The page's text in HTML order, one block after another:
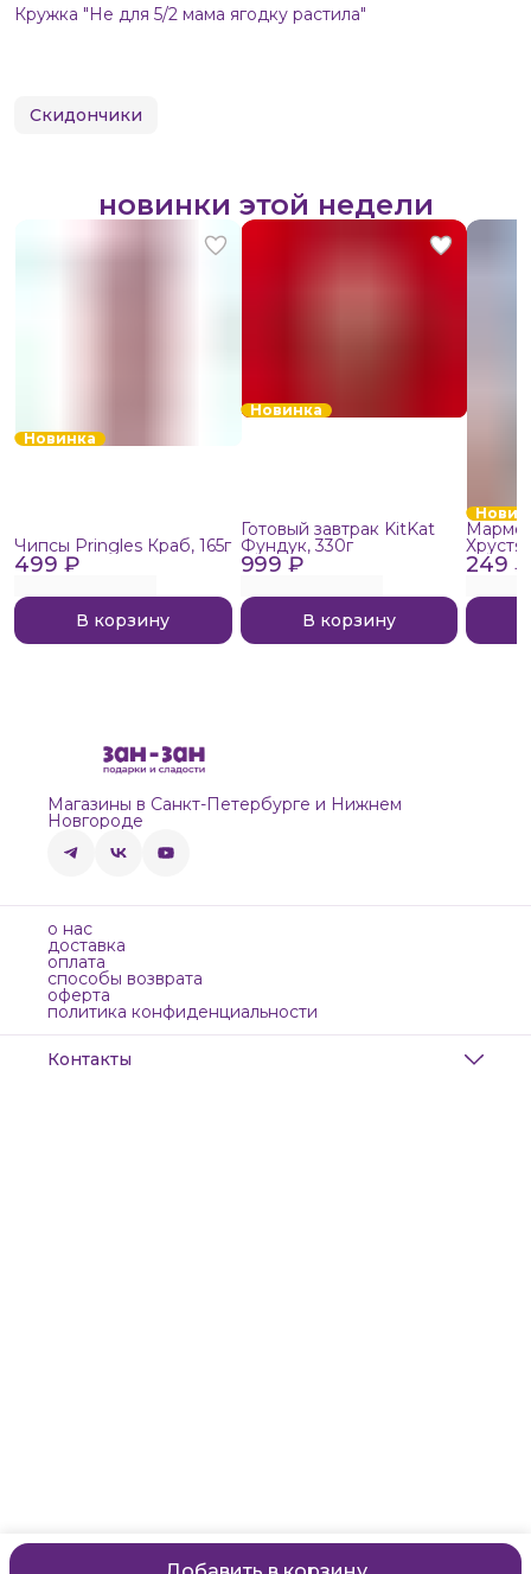
Кружка "Не для 5/2 мама ягодку растила"
Скидончики
новинки этой недели
Новинка
499 ₽
Чипсы Pringles Краб, 165г
В корзину
Новинка
999 ₽
Готовый завтрак KitKat
Фундук, 330г
В корзину
249 ₽
Магазины в Санкт-Петербурге и Нижнем
Новгороде
о нас
доставка
оплата
способы возврата
оферта
политика конфиденциальности
Контакты